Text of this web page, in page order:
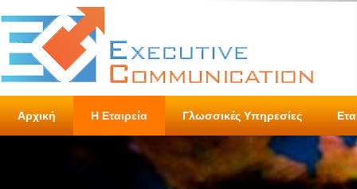
Αρχική Η Εταιρεία Γλωσσικές Υπηρεσίες